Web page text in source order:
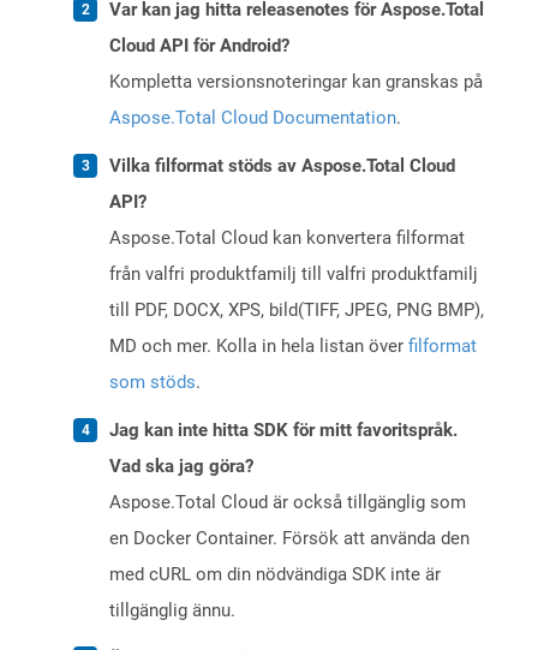
Var kan jag hitta releasenotes för Aspose.Total
Cloud API för Android?
Kompletta versionsnoteringar kan granskas på
Aspose.Total Cloud Documentation.
Vilka filformat stöds av Aspose.Total Cloud
API?
Aspose.Total Cloud kan konvertera filformat
från valfri produktfamilj till valfri produktfamilj
till PDF, DOCX, XPS, bild(TIFF, JPEG, PNG BMP),
MD och mer. Kolla in hela listan över filformat
som stöds.
Jag kan inte hitta SDK för mitt favoritspråk.
Vad ska jag göra?
Aspose.Total Cloud är också tillgänglig som
en Docker Container. Försök att använda den
med cURL om din nödvändiga SDK inte är
tillgänglig ännu.